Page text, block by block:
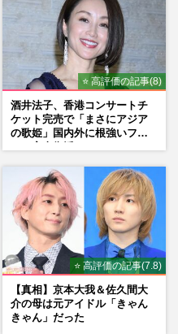
⭐ 高評価の記事(8)
酒井法子、香港コンサートチ
ケット完売で「まさにアジア
の歌姫」国内外に根強いファ
⭐ 高評価の記事(7.8)
【真相】京本大我＆佐久間大
介の母は元アイドル「きゃん
きゃん」だった